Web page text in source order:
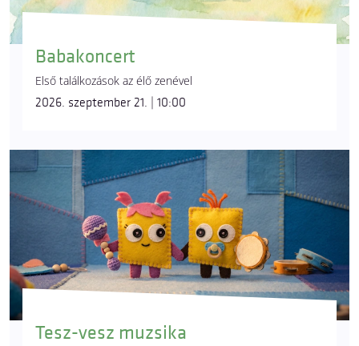
Babakoncert
Első találkozások az élő zenével
2026. szeptember 21. | 10:00
Tesz-vesz muzsika